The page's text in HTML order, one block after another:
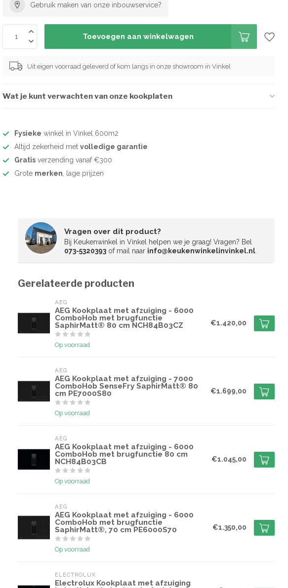
Gebruik maken van onze inbouwservice?
Toevoegen aan winkelwagen
Uit eigen voorraad geleverd of kom langs in onze showroom in Vinkel
Wat je kunt verwachten van onze kookplaten
Fysieke winkel in Vinkel 600m2
Altijd zekerheid metvolledige garantie
Gratis verzending vanaf €300
Grote merken , lage prijzen
Vragen over dit product?
Bij Keukenwinkel in Vinkel helpen we je graag! Vragen? Bel
073-5320393 of mail naar info@keukenwinkelinvinkel.nl
Gerelateerde producten
AEG
AEG Kookplaat met afzuiging - 6000
ComboHob met brugfunctie
SaphirMatt® 80 cm NCH84B03CZ
Op voorraad
€1.420,00
AEG
AEG Kookplaat met afzuiging - 7000
ComboHob SenseFry SaphirMatt® 80
cm PE7000S80
Op voorraad
€1.699,00
AEG
AEG Kookplaat met afzuiging - 6000
ComboHob met brugfunctie 80 cm
NCH84B03CB
Op voorraad
€1.045,00
AEG
AEG Kookplaat met afzuiging - 6000
ComboHob met brugfunctie
SaphirMatt®, 70 cm PE6000S70
Op voorraad
€1.350,00
ELECTROLUX
Electrolux Kookplaat met afzuiging